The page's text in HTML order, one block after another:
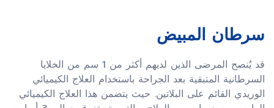
سرطان المبيض
قد يُنصح المرضى الذين لديهم أكثر من 1 سم من الخلايا
السرطانية المتبقية بعد الجراحة باستخدام العلاج الكيميائي
الوريدي القائم على البلاتين. حيث يتضمن هذا العلاج الكيميائي